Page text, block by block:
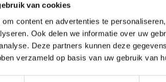
van cookies
content en advertenties te
Ook delen we informatie over uw
Deze partners kunnen deze
verzameld op basis van uw gebruik van
The full URL of the page where you encountered the error.
E.g. https://www.vub.be/nl/studeren-aan-de-vub/alle-